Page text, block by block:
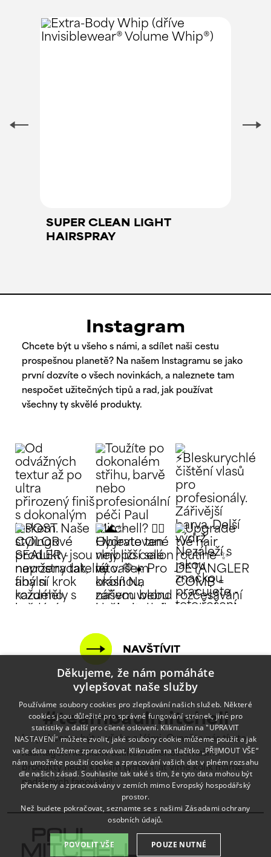
SUPER CLEAN LIGHT
HAIRSPRAY
Instagram
Chcete být u všeho s námi, a sdílet naši cestu
prospešnou planetě? Na našem Instagramu se jako
první dozvíte o všech novinkách, a naleznete tam
nespočet užitečných tipů a rad, jak používat
všechny ty skvělé produkty.
NAVŠTÍVIT
#teampaulmitchell
I my chceme být u všeho s Vámi. Označte nás tímto
hashtagem kdekoliv sdílíte zkušenost s našimi
produkty nebo s naším týmem, ať víme kolik máme
nadšených fanoušků!
Děkujeme, že nám pomáháte
vylepšovat naše služby
Používáme soubory cookies pro zlepšování našich služeb. Některé
cookies jsou důležité pro správné fungování stránek, jiné pro
statistiky a další pro cílené oslovení. Kliknutím na "UPRAVIT
NASTAVENÍ" můžete zvolit, jaké soubory cookie můžeme použít a jak
vaše data můžeme zpracovávat. Kliknutím na tlačítko „PŘIJMOUT VŠE“
nám umožníte použití cookie a zpracování vašich dat v plném rozsahu
dle našich zásad. Souhlasíte tak také s tím, že tyto data mohou být
přenášeny a zpracovávány v zemích mimo Evropský hospodářský
prostor.
Než budete pokračovat, seznamte se s našimi Zásadami ochrany
osobních údajů.
POVOLIT VŠE POUZE NUTNÉ